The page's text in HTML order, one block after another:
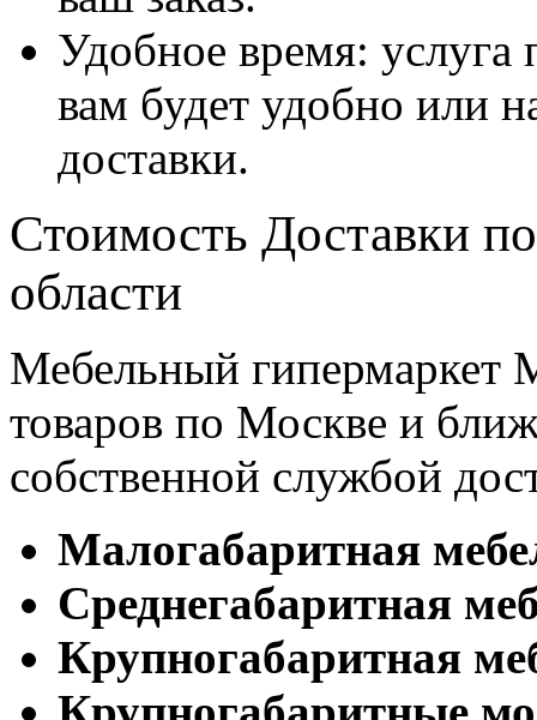
Удобное время: услуга
вам будет удобно или
доставки.
Стоимость Доставки
области
Мебельный гипермаркет
товаров по Москве и
собственной службой
Малогабаритная
Cреднегабаритная
Крупногабаритная